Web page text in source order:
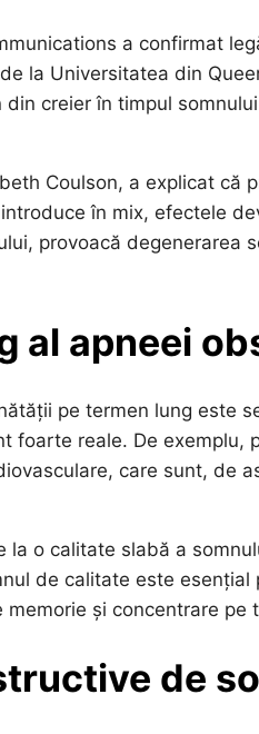
a confirmat
la Universitatea din
creier în timpul
Coulson, a explicat că
în mix, efectele
provoacă degenerarea
al apneei
pe termen lung este
foarte reale. De exemplu,
care sunt, de
o calitate slabă a
de calitate este
și concentrare pe
de